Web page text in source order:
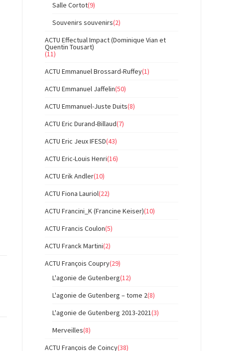
Salle Cortot(9)
Souvenirs souvenirs(2)
ACTU Effectual Impact (Dominique Vian et
Quentin Tousart)
(11)
ACTU Emmanuel Brossard-Ruffey(1)
ACTU Emmanuel Jaffelin(50)
ACTU Emmanuel-Juste Duits(8)
ACTU Eric Durand-Billaud(7)
ACTU Eric Jeux IFESD(43)
ACTU Eric-Louis Henri(16)
ACTU Erik Andler(10)
ACTU Fiona Lauriol(22)
ACTU Francini_K (Francine Keiser)(10)
ACTU Francis Coulon(5)
ACTU Franck Martini(2)
ACTU François Coupry(29)
L'agonie de Gutenberg(12)
L'agonie de Gutenberg – tome 2(8)
L'agonie de Gutenberg 2013-2021(3)
Merveilles(8)
ACTU François de Coincy(38)